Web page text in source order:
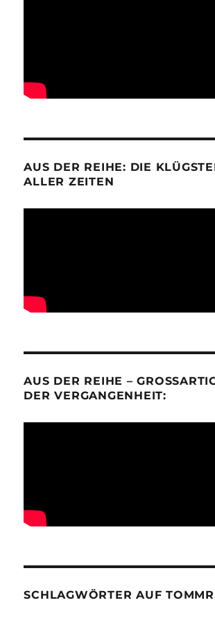
AUS DER REIHE: DIE
ALLER ZEITEN
AUS DER REIHE –
ER VERGANGENHEIT:
SCHLAGWÖRTER AUF